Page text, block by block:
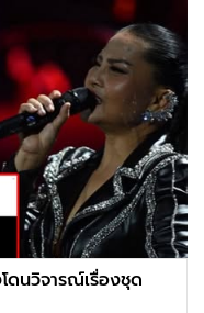
ดนวิจารณ์เรื่องชุด